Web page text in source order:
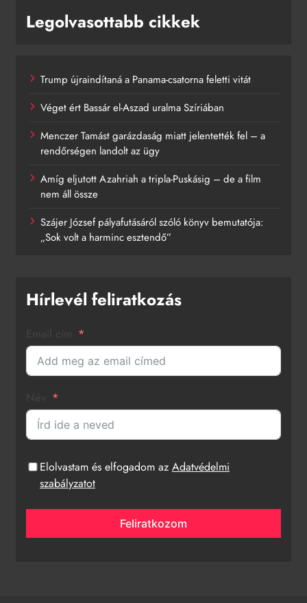
Legolvasottabb cikkek
Trump újraindítaná a Panama-csatorna feletti vitát
Véget ért Bassár el-Aszad uralma Szíriában
Menczer Tamást garázdaság miatt jelentették fel – a
rendőrségen landolt az ügy
Amíg eljutott Azahriah a tripla-Puskásig – de a film
nem áll össze
Szájer József pályafutásáról szóló könyv bemutatója:
„Sok volt a harminc esztendő”
Hírlevél feliratkozás
Elolvastam és elfogadom az Adatvédelmi
szabályzatot
Feliratkozom